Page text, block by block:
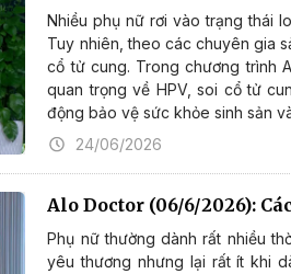
Nhiều phụ nữ rơi vào trạng thái
Tuy nhiên, theo các chuyên gia
cổ tử cung. Trong chương trình
quan trọng về HPV, soi cổ tử
động bảo vệ sức khỏe sinh sản
24/06/2026
Alo Doctor (06/6/2026):
Phụ nữ thường dành rất nhiều
yêu thương nhưng lại rất ít khi